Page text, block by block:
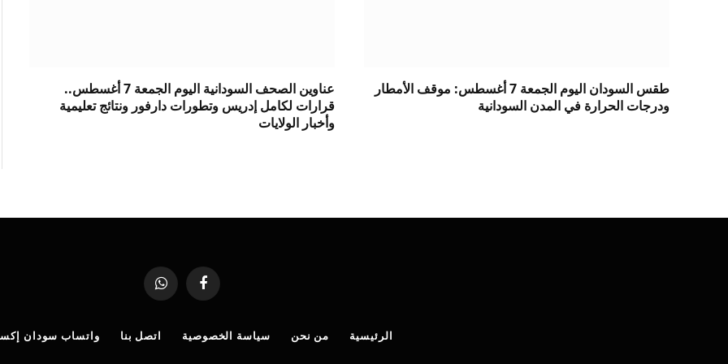
طقس السودان اليوم الجمعة 7 أغسطس: موقف الأمطار
ودرجات الحرارة في المدن السودانية
عناوين الصحف السودانية اليوم الجمعة 7 أغسطس..
قرارات لكامل إدريس وتطورات دارفور ونتائج تعليمية
وأخبار الولايات
فيسبوك واتساب
الرئيسية من نحن سياسة الخصوصية اتصل بنا واتساب سودان